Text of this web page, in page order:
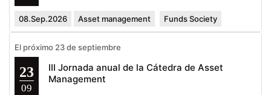
08.Sep.2026 Asset management Funds Society
El próximo 23 de septiembre
23
09
III Jornada anual de la Cátedra de Asset
Management